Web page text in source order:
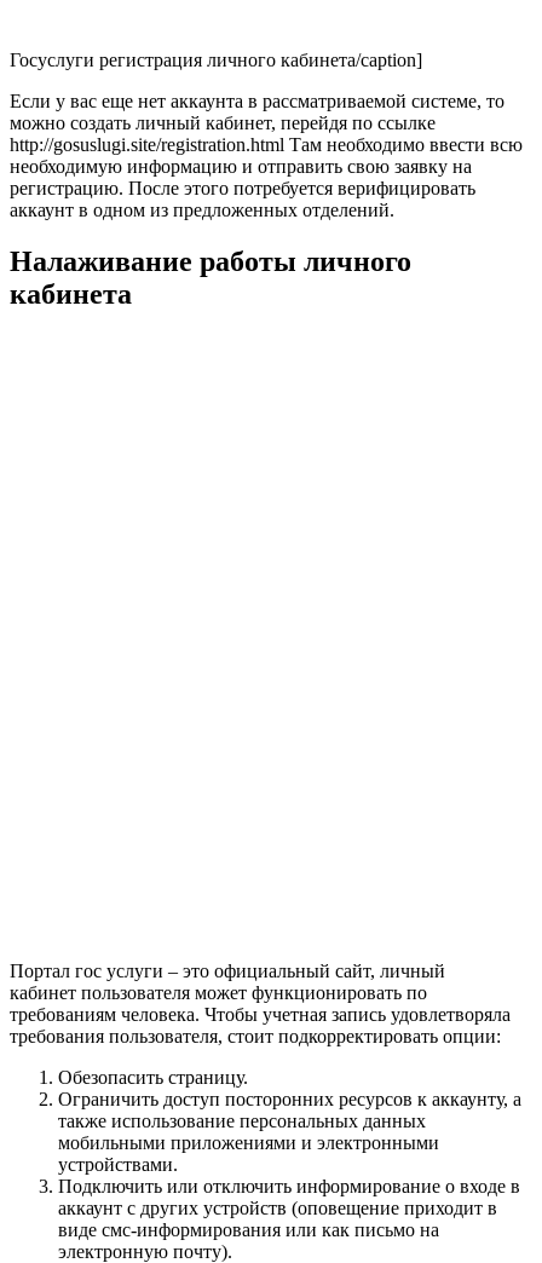
Госуслуги регистрация личного кабинета/caption]
Если у вас еще нет аккаунта в рассматриваемой системе, то
можно создать личный кабинет, перейдя по ссылке
http://gosuslugi.site/registration.html Там необходимо ввести всю
необходимую информацию и отправить свою заявку на
регистрацию. После этого потребуется верифицировать
аккаунт в одном из предложенных отделений.
Налаживание работы личного
кабинета
Портал гос услуги – это официальный сайт, личный
кабинет пользователя может функционировать по
требованиям человека. Чтобы учетная запись удовлетворяла
требования пользователя, стоит подкорректировать опции:
Обезопасить страницу.
Ограничить доступ посторонних ресурсов к аккаунту, а
также использование персональных данных
мобильными приложениями и электронными
устройствами.
Подключить или отключить информирование о входе в
аккаунт с других устройств (оповещение приходит в
виде смс-информирования или как письмо на
электронную почту).